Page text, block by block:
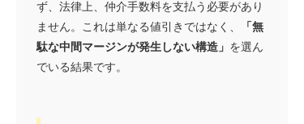
ず、法律上、仲介手数料を支払う必要があり
ません。これは単なる値引きではなく、
「無
駄な中間マージンが発生しない構造」 を選ん
でいる結果です。